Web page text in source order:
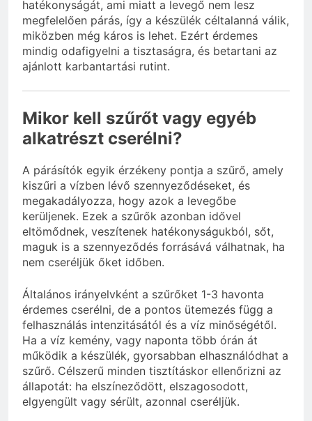
hatékonyságát, ami miatt a levegő nem lesz
megfelelően párás, így a készülék céltalanná válik,
miközben még káros is lehet. Ezért érdemes
mindig odafigyelni a tisztaságra, és betartani az
ajánlott karbantartási rutint.
Mikor kell szűrőt vagy egyéb
alkatrészt cserélni?
A párásítók egyik érzékeny pontja a szűrő, amely
kiszűri a vízben lévő szennyeződéseket, és
megakadályozza, hogy azok a levegőbe
kerüljenek. Ezek a szűrők azonban idővel
eltömődnek, veszítenek hatékonyságukból, sőt,
maguk is a szennyeződés forrásává válhatnak, ha
nem cseréljük őket időben.
Általános irányelvként a szűrőket 1-3 havonta
érdemes cserélni, de a pontos ütemezés függ a
felhasználás intenzitásától és a víz minőségétől.
Ha a víz kemény, vagy naponta több órán át
működik a készülék, gyorsabban elhasználódhat a
szűrő. Célszerű minden tisztításkor ellenőrizni az
állapotát: ha elszíneződött, elszagosodott,
elgyengült vagy sérült, azonnal cseréljük.